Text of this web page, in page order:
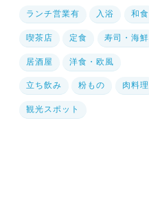
ランチ営業有 入浴 和食
喫茶店 定食 寿司・海鮮
居酒屋 洋食・欧風
立ち飲み 粉もの 肉料理
観光スポット